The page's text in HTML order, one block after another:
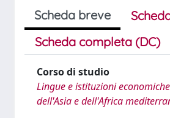
Scheda breve
Scheda completa (DC)
Corso di studio
Lingue e istituzioni
dell'Asia e dell'Africa